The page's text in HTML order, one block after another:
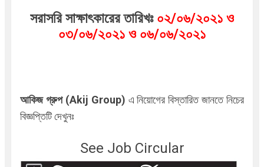
সরাসরি সাক্ষাৎকারের তারিখঃ ০২/০৬/২০২১ ও
০৩/০৬/২০২১ ও ০৬/০৬/২০২১
আকিজ গ্রুপ (Akij Group) এ নিয়োগের বিস্তারিত জানতে নিচের
বিজ্ঞপ্তিটি দেখুনঃ
See Job Circular